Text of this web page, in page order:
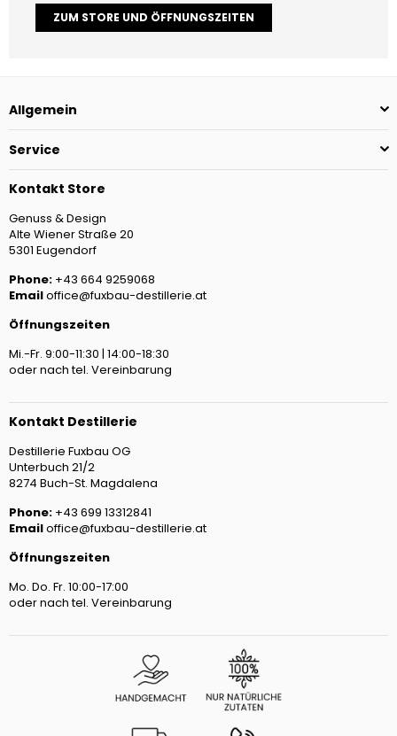
ZUM STORE UND ÖFFNUNGSZEITEN
Allgemein
Service
Kontakt Store
Genuss & Design
Alte Wiener Straße 20
5301 Eugendorf
Phone: +43 664 9259068
Emailoffice@fuxbau-destillerie.at
Öffnungszeiten
Mi.-Fr. 9:00-11:30 | 14:00-18:30
oder nach tel. Vereinbarung
Kontakt Destillerie
Destillerie Fuxbau OG
Unterbuch 21/2
8274 Buch-St. Magdalena
Phone: +43 699 13312841
Emailoffice@fuxbau-destillerie.at
Öffnungszeiten
Mo. Do. Fr. 10:00-17:00
oder nach tel. Vereinbarung